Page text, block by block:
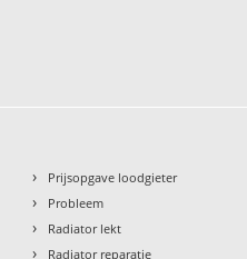
› Prijsopgave loodgieter
› Probleem
› Radiator lekt
› Radiator reparatie